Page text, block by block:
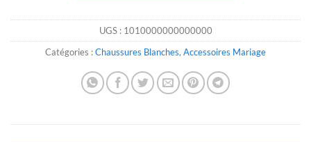
UGS : 1010000000000000
Catégories :Chaussures Blanches, Accessoires Mariage